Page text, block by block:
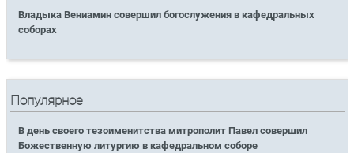
Владыка Вениамин совершил богослужения в кафедральных
соборах
Популярное
В день своего тезоименитства митрополит Павел совершил
Божественную литургию в кафедральном соборе